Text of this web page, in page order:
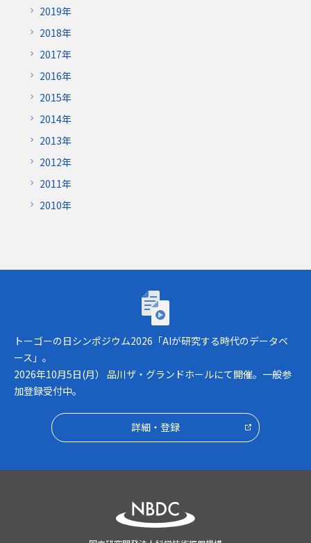
2019年
2018年
2017年
2016年
2015年
2014年
2013年
2012年
2011年
2010年
トーゴーの日シンポジウム2026「AIが研究
トーゴーの日シンポジウム2026「AIが研究する時代のデータベ
ース」。
2026年10月5日(月） 品川ザ・グランドホールにて開催。一般参
加登録受付中。
詳細・登録